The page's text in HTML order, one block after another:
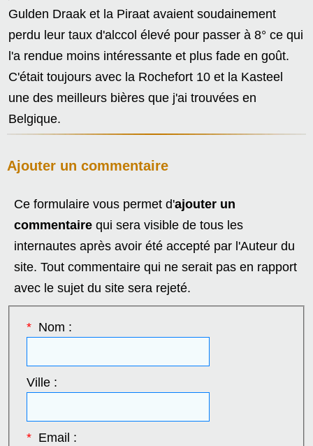
Gulden Draak et la Piraat avaient soudainement
perdu leur taux d'alccol élevé pour passer à 8° ce qui
l'a rendue moins intéressante et plus fade en goût.
C'était toujours avec la Rochefort 10 et la Kasteel
une des meilleurs bières que j'ai trouvées en
Belgique.
Ajouter un commentaire
Ce formulaire vous permet d'ajouter un
commentaire qui sera visible de tous les
internautes après avoir été accepté par l'Auteur du
site. Tout commentaire qui ne serait pas en rapport
avec le sujet du site sera rejeté.
*Nom :
Ville :
*Email :